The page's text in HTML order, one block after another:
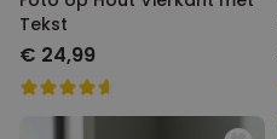
Tekst
€ 24,99